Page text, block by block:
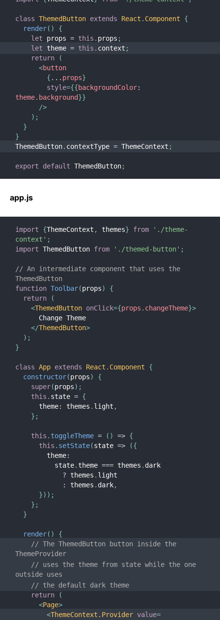
class ThemedButton extends React . Component
{
render( )
{
let props = this . props ;
let theme = this . context ;
return
(
<button
{ ... props}
style={{backgroundColor:
theme. background}}
/>
) ;
}
}
ThemedButton. contextType = ThemeContext ;
export default ThemedButton;
app.js
import {ThemeContext , themes} from
'./theme-
context' ;
import ThemedButton from './themed-button' ;
// An intermediate component that uses the
ThemedButton
function Toolbar(props)
{
return
(
<ThemedButton onClick={props . changeTheme}>
      Change Theme
</ThemedButton>
) ;
}
class App extends React . Component
{
constructor(props)
{
super(props) ;
this . state = {
      theme
: themes . light ,
} ;
this . toggleTheme = ( ) => {
this . setState(state => ({
        theme
:
          state
. theme === themes . dark
? themes . light
:
themes . dark,
}) ) ;
} ;
}
render( )
{
// The ThemedButton button inside the
ThemeProvider
// uses the theme from state while the one
outside uses
// the default dark theme
return
(
<Page>
<ThemeContext.Provider value=